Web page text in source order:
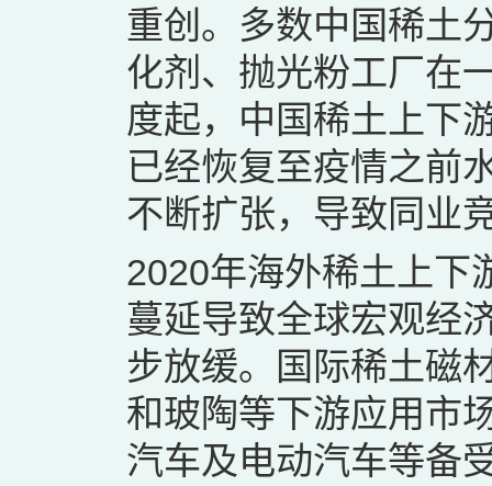
重创。多数中国稀土
化剂、抛光粉工厂在
度起，中国稀土上下
已经恢复至疫情之前
不断扩张，导致同业
2020年海外稀土上下
蔓延导致全球宏观经
步放缓。国际稀土磁
和玻陶等下游应用市
汽车及电动汽车等备